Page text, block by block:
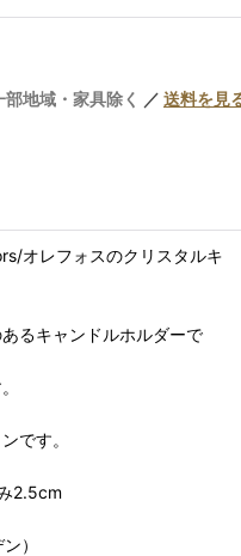
地域・家具除く ／ 送料を見
オレフォスのクリスタルキ
るキャンドルホルダーで
です。
2.5cm
）